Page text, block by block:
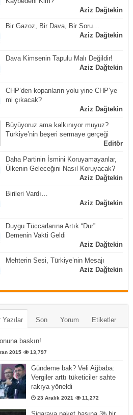
Aziz Dağtekin
Bir Gazoz, Bir Dava, Bir Soru…
Aziz Dağtekin
Dava Kimsenin Tapulu Malı Değildir!
Aziz Dağtekin
CHP’den kopanların yolu yine CHP’ye
mi çıkacak?
Aziz Dağtekin
Büyüyoruz ama kalkınıyor muyuz?
Türkiye’nin beşeri sermaye gerçeği
Editör
Daha Partinin İsmini Koruyamayanlar,
Ülkenin Geleceğini Nasıl Koruyacak?
Aziz Dağtekin
Birileri Vardı…
Aziz Dağtekin
Duygu Tüccarlarına Artık “Dur”
Demenin Vakti Geldi
Aziz Dağtekin
Mehterin Sesi, Türkiye’nin Mesajı
Aziz Dağtekin
Yazılar Son Yorum Etiketler
baskın!
2015 13,797
Gündeme bak? Veli Ağbaba:
Vergiler arttı tüketiciler sahte
rakıya yöneldi
23 Aralık 2021 11,272